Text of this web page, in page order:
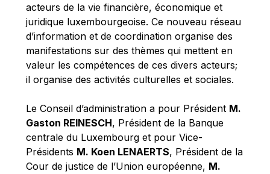
Otmar Issing
Paolo Mengozzi
Paschal Donohoe
Pat Cox
Patrizia Nanz
Philippe Maystadt
Pierre Gramegna
Richard Pelly
Robert Goebbels
acteurs de la vie financière, économique et
juridique luxembourgeoise. Ce nouveau réseau
d’information et de coordination organise des
manifestations sur des thèmes qui mettent en
valeur les compétences de ces divers acteurs;
il organise des activités culturelles et sociales.
Le Conseil d’administration a pour Président M.
Gaston REINESCH, Président de la Banque
centrale du Luxembourg et pour Vice-
Présidents M. Koen LENAERTS, Président de la
Cour de justice de l’Union européenne, M.